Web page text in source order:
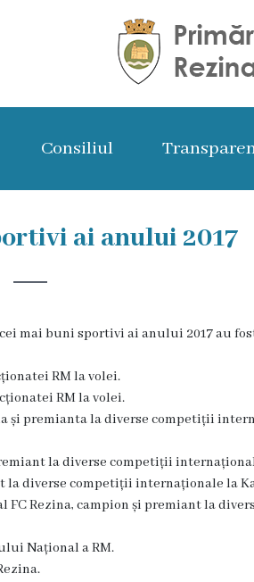
Consiliul
ai anului 2017
mai buni sportivi ai anului 2017 au
RM la volei.
RM la volei.
și premianta la diverse competiții
la diverse competiții
la diverse competiții internaționale la
Rezina, campion și premiant la
Național a RM.